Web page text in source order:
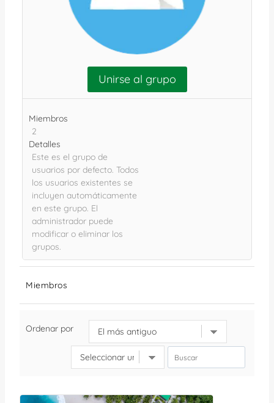
Unirse al grupo
Miembros
2
Detalles
Este es el grupo de
usuarios por defecto. Todos
los usuarios existentes se
incluyen automáticamente
en este grupo. El
administrador puede
modificar o eliminar los
grupos.
Miembros
Ordenar por